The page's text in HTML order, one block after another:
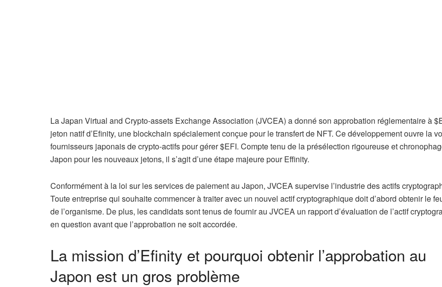
La Japan Virtual and Crypto-assets Exchange Association (JVCEA) a donné son approbation réglementaire à
jeton natif d’Efinity, une blockchain spécialement conçue pour le transfert de NFT. Ce développement ouvre la
fournisseurs japonais de crypto-actifs pour gérer $EFI. Compte tenu de la présélection rigoureuse et
Japon pour les nouveaux jetons, il s’agit d’une étape majeure pour Effinity.
Conformément à la loi sur les services de paiement au Japon, JVCEA supervise l’industrie des actifs
Toute entreprise qui souhaite commencer à traiter avec un nouvel actif cryptographique doit d’abord obtenir le
de l’organisme. De plus, les candidats sont tenus de fournir au JVCEA un rapport d’évaluation de l’actif
en question avant que l’approbation ne soit accordée.
La mission d’Efinity et pourquoi obtenir l’approbation au
Japon est un gros problème